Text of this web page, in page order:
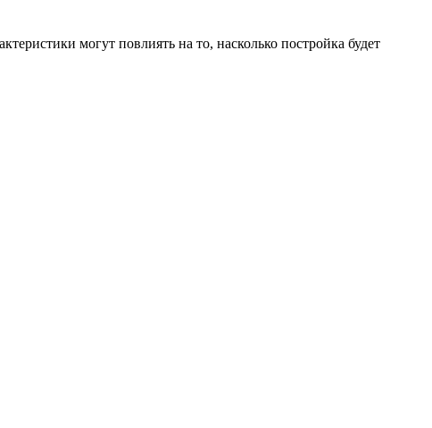
могут повлиять на то, насколько постройка будет